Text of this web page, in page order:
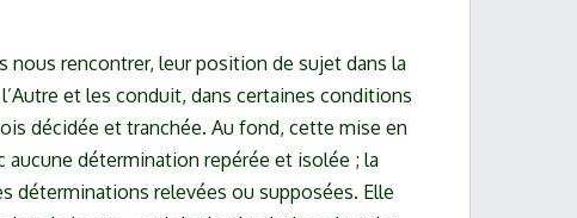
nous rencontrer, leur position de sujet dans la
et les conduit, dans certaines conditions
décidée et tranchée. Au fond, cette mise en
aucune détermination repérée et isolée ; la
déterminations relevées ou supposées. Elle